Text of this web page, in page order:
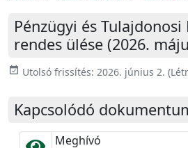
Pénzügyi és Tulajdonosi
rendes ülése (2026.
event_available Utolsó frissítés: 2026. június 2.
Kapcsolódó
Meghívó